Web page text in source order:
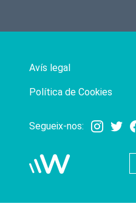
Avís legal
Política de Cookies
Segueix-nos: